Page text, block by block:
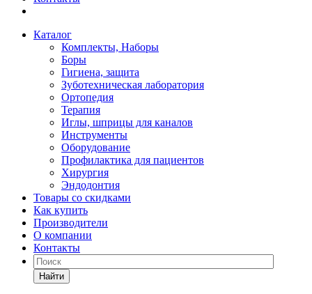
Каталог
Комплекты, Наборы
Боры
Гигиена, защита
Зуботехническая лаборатория
Ортопедия
Терапия
Иглы, шприцы для каналов
Инструменты
Оборудование
Профилактика для пациентов
Хирургия
Эндодонтия
Товары со скидками
Как купить
Производители
О компании
Контакты
Найти